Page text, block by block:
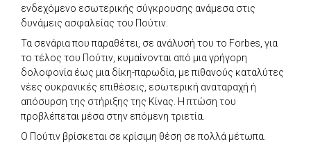
ενδεχόμενο εσωτερικής σύγκρουσης ανάμεσα στις
δυνάμεις ασφαλείας του Πούτιν.
Τα σενάρια που παραθέτει, σε ανάλυσή του το Forbes, για
το τέλος του Πούτιν, κυμαίνονται από μια γρήγορη
δολοφονία έως μια δίκη-παρωδία, με πιθανούς καταλύτες
νέες ουκρανικές επιθέσεις, εσωτερική αναταραχή ή
απόσυρση της στήριξης της Κίνας. Η πτώση του
προβλέπεται μέσα στην επόμενη τριετία.
Ο Πούτιν βρίσκεται σε κρίσιμη θέση σε πολλά μέτωπα.